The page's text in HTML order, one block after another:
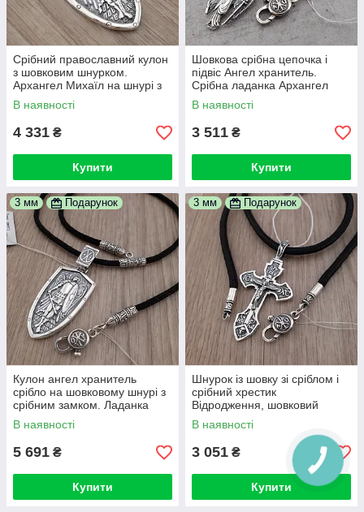
Срібний православний кулон
з шовковим шнурком.
Архангел Михаїл на шнурі з
срібним замком 55 см
В наявності
4 331 ₴
Купити
Шовкова срібна цепочка і
підвіс Ангел хранитель.
Срібна ладанка Архангел
Михайло і шовковий шнурок з
срібним замком 55 см
В наявності
3 511 ₴
Купити
3 мм Подарунок
Кулон ангел хранитель
срібло на шовковому шнурі з
срібним замком. Ладанка
архангел Михайло і гайтан.
В наявності
5 691 ₴
Купити
3 мм Подарунок
Шнурок із шовку зі сріблом і
срібний хрестик
Відродження, шовковий
ювелірний шнурок 55 см
В наявності
3 051 ₴
Купити